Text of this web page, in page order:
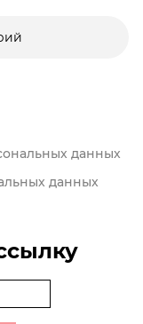
данных
данных